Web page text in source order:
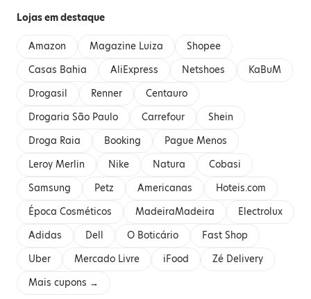
Lojas em destaque
Amazon Magazine Luiza
Shopee
Casas Bahia
AliExpress Netshoes
KaBuM
Drogasil
Renner
Centauro
Drogaria São Paulo
Carrefour
Shein
Droga Raia
Booking
Pague Menos
Leroy Merlin
Nike Natura
Cobasi
Samsung
Petz Americanas
Hoteis.com
Época Cosméticos
MadeiraMadeira
Electrolux
Adidas
Dell O Boticário
Fast Shop
Uber
Mercado Livre iFood
Zé Delivery
Mais cupons →